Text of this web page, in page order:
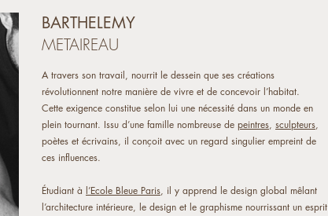
BARTHELEMY
METAIREAU
A travers son travail, nourrit le dessein que ses créations
révolutionnent notre manière de vivre et de concevoir l’habitat.
Cette exigence constitue selon lui une nécessité dans un monde en
plein tournant. Issu d’une famille nombreuse de peintres, sculpteurs,
poètes et écrivains, il conçoit avec un regard singulier empreint de
ces influences.
Étudiant à l’Ecole Bleue Paris, il y apprend le design global mêlant
l’architecture intérieure, le design et le graphisme nourrissant un esprit